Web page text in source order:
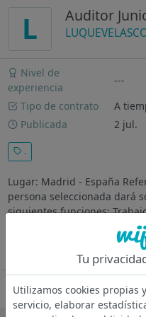
L Auditor
Nivel de
experiencia
---
Tipo de contrato
A
Publicada
2 jul.
.
Lugar: Madrid ‐ España
persona seleccionada dará
siguientes funciones:
financieros y análisis de
Tu
Utilizamos cookies propias
servicio, elaborar